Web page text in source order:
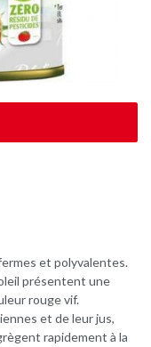
et polyvalentes.
présentent une
rouge vif.
et de leur jus,
rapidement à la